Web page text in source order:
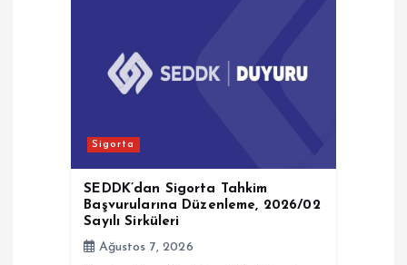
Sigorta
SEDDK’dan Sigorta Tahkim
Başvurularına Düzenleme, 2026/02
Sayılı Sirküleri
Ağustos 7, 2026